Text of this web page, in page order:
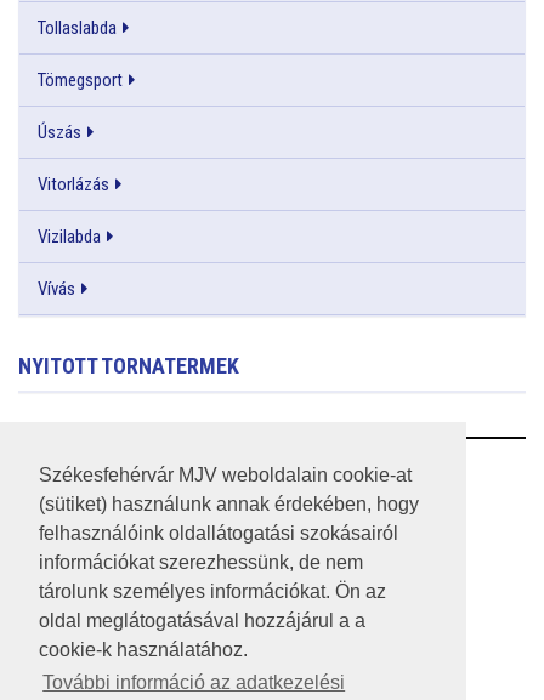
Székesfehérvár MJV weboldalain cookie-at
(sütiket) használunk annak érdekében, hogy
felhasználóink oldallátogatási szokásairól
információkat szerezhessünk, de nem
tárolunk személyes információkat. Ön az
oldal meglátogatásával hozzájárul a a
cookie-k használatához.
További információ az adatkezelési
Tollaslabda
Tömegsport
Úszás
Vitorlázás
Vizilabda
Vívás
NYITOTT TORNATERMEK
RSS
A HONLAP 2017.03.31-I ÁLLAPOTA
JOGI NYILATKOZAT
IMPRESSZUM